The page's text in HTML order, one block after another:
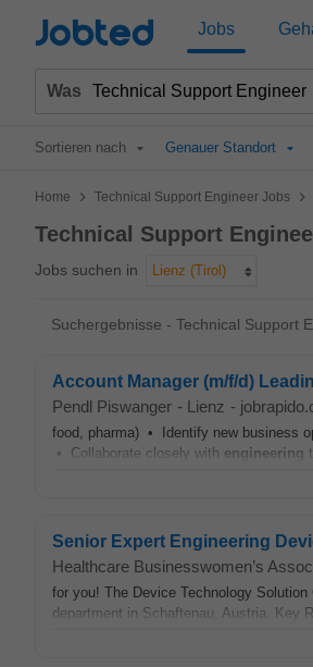
Jobted Jobs
Was
Sortieren nach Genauer Standort
Home > Technical Support Engineer Jobs >
Technical Support
Jobs suchen in Lienz (Tirol)
Suchergebnisse - Technical Support
Account Manager (m/f/d)
Pendl Piswanger - Lienz -
food, pharma) • Identify new business
• Collaborate closely with engineering
Senior Expert Engineering
Healthcare Businesswomen’s
for you! The Device Technology
department in Schaftenau, Austria. Key